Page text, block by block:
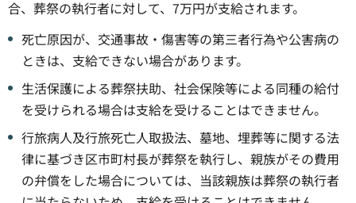
合、葬祭の執行者に対して、7万円が支給されます。
死亡原因が、交通事故・傷害等の第三者行為や公害病の
ときは、支給できない場合があります。
生活保護による葬祭扶助、社会保険等による同種の給付
を受けられる場合は支給を受けることはできません。
行旅病人及行旅死亡人取扱法、墓地、埋葬等に関する法
律に基づき区市町村長が葬祭を執行し、親族がその費用
の弁償をした場合については、当該親族は葬祭の執行者